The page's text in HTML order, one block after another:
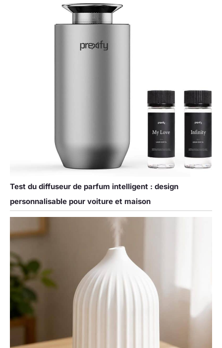
Test du diffuseur de parfum intelligent : design
personnalisable pour voiture et maison